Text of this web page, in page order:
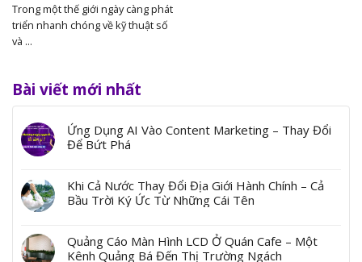
4.0
Trong một thế giới ngày càng phát
triển nhanh chóng về kỹ thuật số
và ...
Bài viết mới nhất
Ứng Dụng AI Vào Content Marketing – Thay Đổi
Để Bứt Phá
Khi Cả Nước Thay Đổi Địa Giới Hành Chính – Cả
Bầu Trời Ký Ức Từ Những Cái Tên
Quảng Cáo Màn Hình LCD Ở Quán Cafe – Một
Kênh Quảng Bá Đến Thị Trường Ngách